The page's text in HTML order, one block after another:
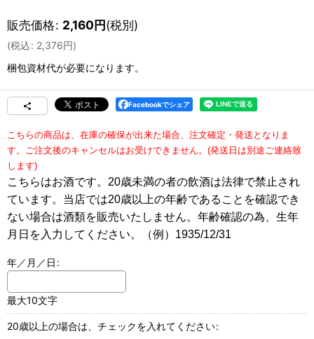
販売価格: 2,160円(税別)
(税込: 2,376円)
梱包資材代が必要になります。
Facebookでシェア
こちらの商品は、在庫の確保が出来た場合、注文確定・発送となりま
す。
ご注文後のキャンセルはお受けできません。(発送日は別途ご連絡致
します)
こちらはお酒です。20歳未満の者の飲酒は法律で禁止され
ています。当店では20歳以上の年齢であることを確認でき
ない場合は酒類を販売いたしません。年齢確認の為、生年
月日を入力してください。（例）1935/12/31
年／月／日 :
最大10文字
20歳以上の場合は、チェックを入れてください: